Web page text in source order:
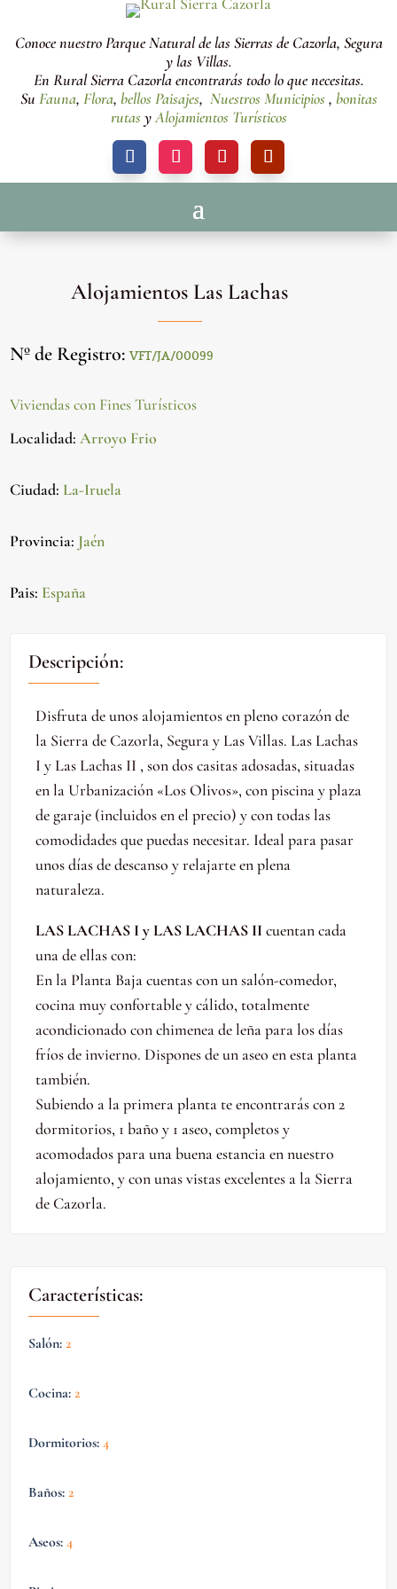
Conoce nuestro Parque Natural de las Sierras de Cazorla, Segura
y las Villas.
En Rural Sierra Cazorla encontrarás todo lo que necesitas.
Su Fauna, Flora, bellos Paisajes, Nuestros Municipios, bonitas
rutasyAlojamientos Turísticos
Alojamientos Las Lachas
Nº de Registro:VFT/JA/00099
Viviendas con Fines Turísticos
Localidad:Arroyo Frio
Ciudad: La-Iruela
Provincia: Jaén
Pais: España
Descripción:
Disfruta de unos alojamientos en pleno corazón de
la Sierra de Cazorla, Segura y Las Villas. Las Lachas
I y Las Lachas II , son dos casitas adosadas, situadas
en la Urbanización «Los Olivos», con piscina y plaza
de garaje (incluidos en el precio) y con todas las
comodidades que puedas necesitar. Ideal para pasar
unos días de descanso y relajarte en plena
naturaleza.
LAS LACHAS I y LAS LACHAS II cuentan cada
una de ellas con:
En la Planta Baja cuentas con un salón-comedor,
cocina muy confortable y cálido, totalmente
acondicionado con chimenea de leña para los días
fríos de invierno. Dispones de un aseo en esta planta
también.
Subiendo a la primera planta te encontrarás con 2
dormitorios, 1 baño y 1 aseo, completos y
acomodados para una buena estancia en nuestro
alojamiento, y con unas vistas excelentes a la Sierra
de Cazorla.
Características:
Salón:2
Cocina:2
Dormitorios:4
Baños:2
Aseos:4